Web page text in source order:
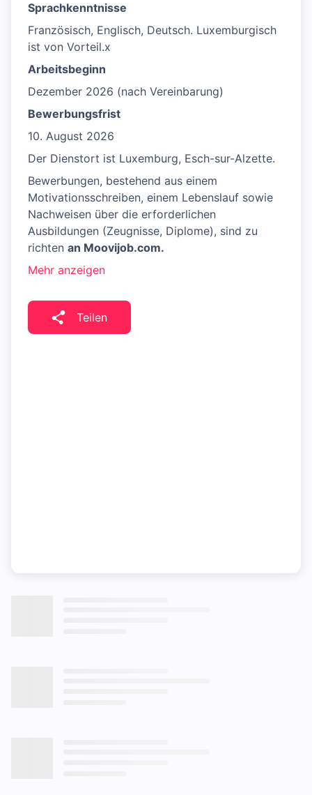
Sprachkenntnisse
Französisch, Englisch, Deutsch. Luxemburgisch
ist von Vorteil.x
Arbeitsbeginn
Dezember 2026 (nach Vereinbarung)
Bewerbungsfrist
10. August 2026
Der Dienstort ist Luxemburg, Esch-sur-Alzette.
Bewerbungen, bestehend aus einem
Motivationsschreiben, einem Lebenslauf sowie
Nachweisen über die erforderlichen
Ausbildungen (Zeugnisse, Diplome), sind zu
richten an Moovijob.com.
Mehr anzeigen
Teilen